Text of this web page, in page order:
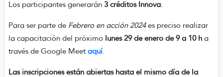
Los participantes generarán 3 créditos Innova.
Para ser parte de Febrero en acción 2024 es preciso realizar
la capacitación del próximo lunes 29 de enero de 9 a 10 h a
través de Google Meet aquí.
Las inscripciones están abiertas hasta el mismo día de la